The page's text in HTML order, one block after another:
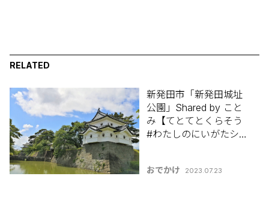
RELATED
新発田市「新発田城址
公園」Shared by こと
み【てとてとくらそう
#わたしのにいがたシェ
おでかけ 2023.07.23